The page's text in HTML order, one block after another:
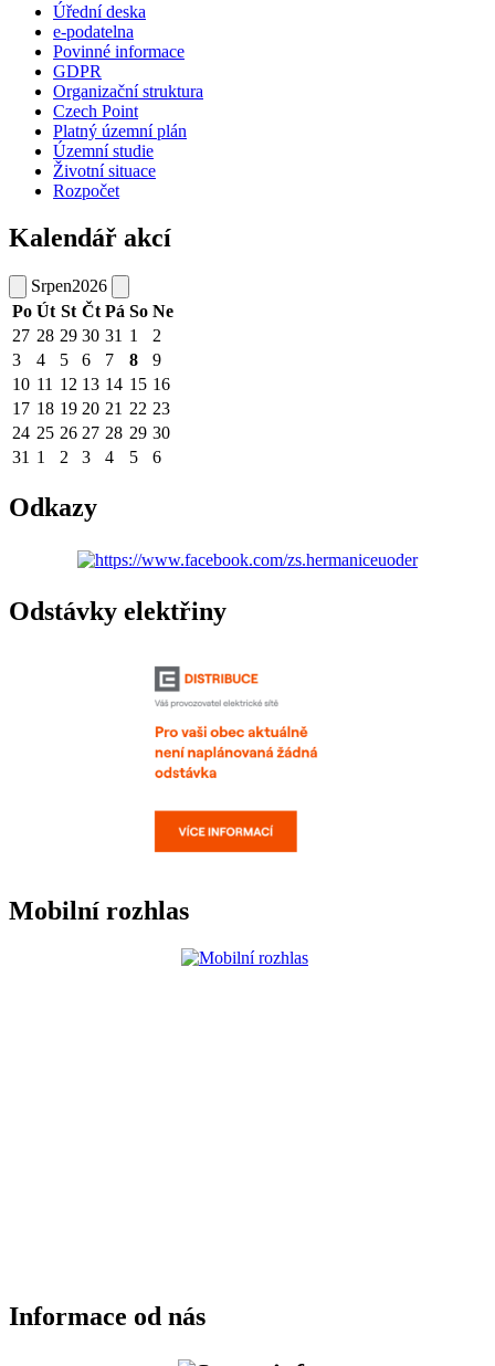
Úřední deska
e-podatelna
Povinné informace
GDPR
Organizační struktura
Czech Point
Platný územní plán
Územní studie
Životní situace
Rozpočet
Kalendář akcí
Srpen2026
Po Út St Čt Pá So Ne
27 28 29 30 31 1
2
3
4 5 6 7 8
9
10 11 12 13 14 15 16
17 18 19 20 21 22 23
24 25 26 27 28 29 30
31 1 2 3 4 5 6
Odkazy
Odstávky elektřiny
Mobilní rozhlas
Informace od nás